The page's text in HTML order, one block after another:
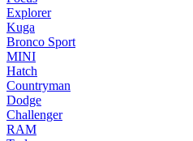
Explorer
Kuga
Bronco Sport
MINI
Hatch
Countryman
Dodge
Challenger
RAM